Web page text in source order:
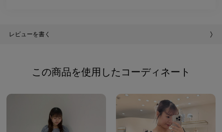
レビューを書く
この商品を使用したコーディネート